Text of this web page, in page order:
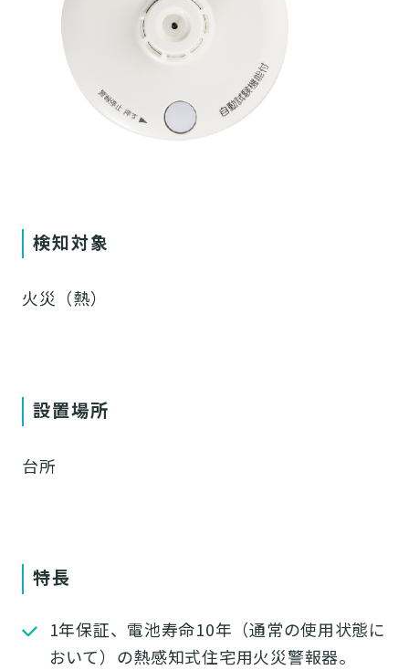
検知対象
火災（熱）
設置場所
台所
特長
1年保証、電池寿命10年（通常の使用状態に
おいて）の熱感知式住宅用火災警報器。